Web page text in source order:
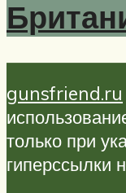
gunsfriend.ru
только при
гиперссылки